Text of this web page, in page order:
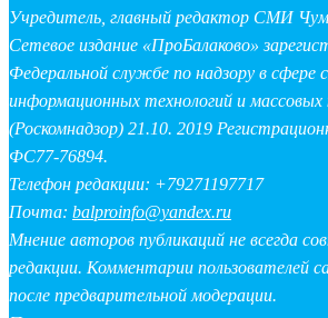
Учредитель, главный редактор СМИ
Сетевое издание «ПроБалаково»
Федеральной службе по надзору в сфере
информационных технологий и массовых
(Роскомнадзор) 21.10. 2019
ФС77-76894.
Телефон редакции: +79271197717
Почта: balproinfo@yandex.ru
Мнение авторов публикаций не всегда
редакции. Комментарии пользователей
после предварительной модерации.